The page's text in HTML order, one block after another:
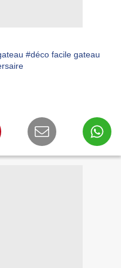
#déco facile gateau